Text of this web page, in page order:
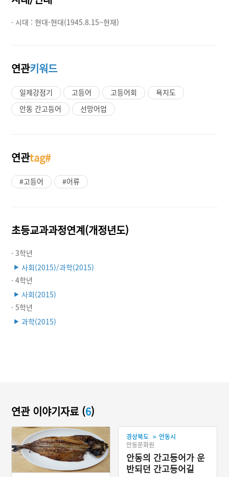
· 시대 :현대-현대(1945.8.15~현재)
연관키워드
일제강점기 고등어 고등어회
욕지도
안동 간고등어
선망어업
연관tag#
#고등어 #어류
초등교과과정연계(개정년도)
· 3학년
▶ 사회(2015)/과학(2015)
· 4학년
▶ 사회(2015)
· 5학년
▶ 과학(2015)
연관 이야기자료 (6)
경상북도 > 안동시
안동문화원
안동의 간고등어가 운
반되던 간고등어길